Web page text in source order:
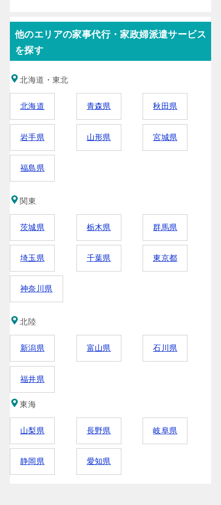
他のエリアの家事代行・家政婦派遣サービス
を探す
北海道・東北
北海道 青森県 秋田県
岩手県 山形県 宮城県
福島県
関東
茨城県 栃木県 群馬県
埼玉県 千葉県 東京都
神奈川県
北陸
新潟県 富山県 石川県
福井県
東海
山梨県 長野県 岐阜県
静岡県 愛知県